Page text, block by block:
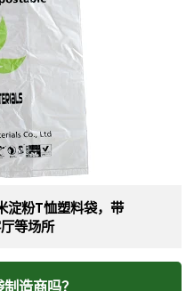
淀粉T恤塑料袋，带
等场所
造商吗？